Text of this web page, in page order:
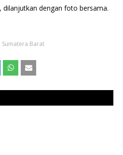
dilanjutkan dengan foto bersama.
Sumatera Barat